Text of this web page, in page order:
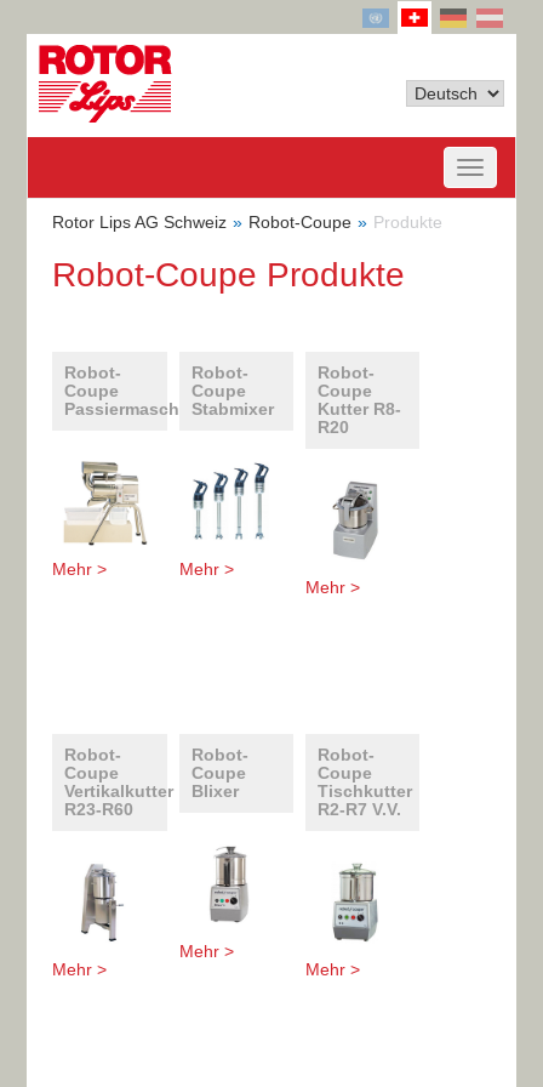
Rotor Lips AG Schweiz Robot-Coupe Produkte
Robot-Coupe Produkte
Robot-
Coupe
Passiermaschinen
Mehr >
Robot-
Coupe
Stabmixer
Mehr >
Robot-
Coupe
Kutter R8-
R20
Mehr >
Robot-
Coupe
Vertikalkutter
R23-R60
Mehr >
Robot-
Coupe
Blixer
Mehr >
Robot-
Coupe
Tischkutter
R2-R7 V.V.
Mehr >